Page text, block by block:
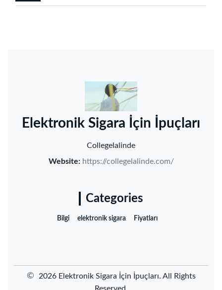
‌Elektronik Sigara İçin İpuçları‌
Collegelalinde
Website: https://collegelalinde.com/
Categories
Bilgi elektronik sigara Fiyatları
©
2026 ‌Elektronik Sigara İçin İpuçları‌. All Rights